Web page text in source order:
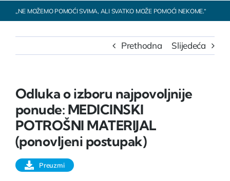
„NE MOŽEMO POMOĆI SVIMA, ALI SVATKO MOŽE POMOĆI NEKOME.“
Prethodna Slijedeća
Odluka o izboru najpovoljnije
ponude: MEDICINSKI
POTROŠNI MATERIJAL
(ponovljeni postupak)
Preuzmi